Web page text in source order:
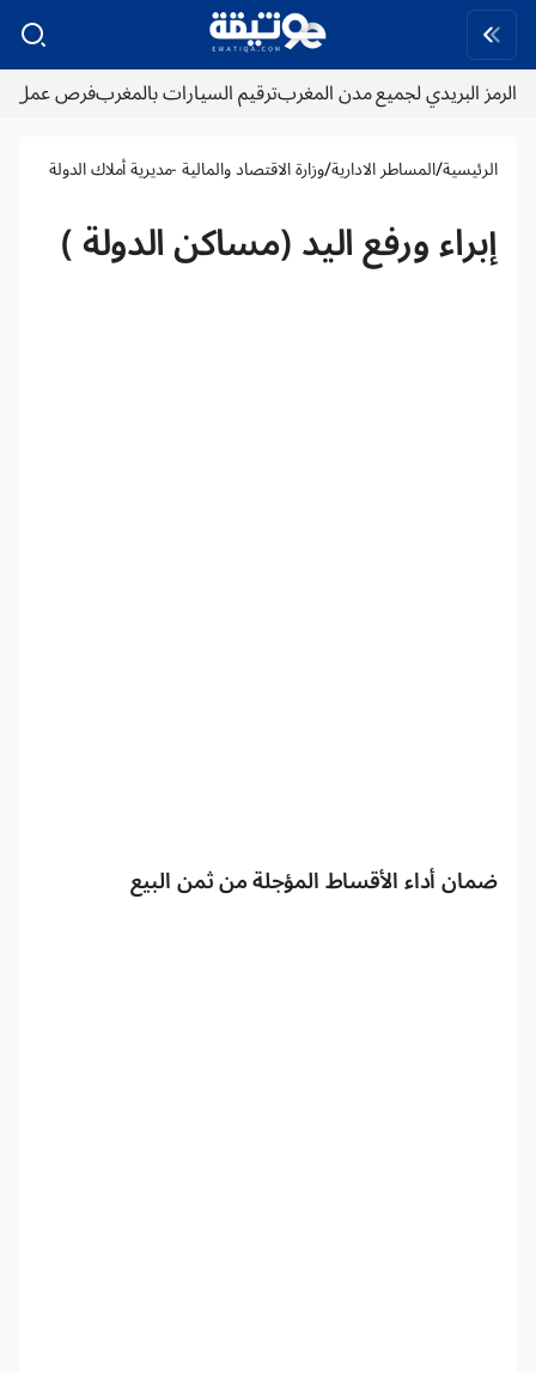
الرمز البريدي لجميع مدن المغربترقيم السيارات بالمغربفرص عمل
الرئيسية/المساطر الادارية/وزارة الاقتصاد والمالية -مديرية أملاك الدولة
إبراء ورفع اليد (مساكن الدولة )
ضمان أداء الأقساط المؤجلة من ثمن البيع